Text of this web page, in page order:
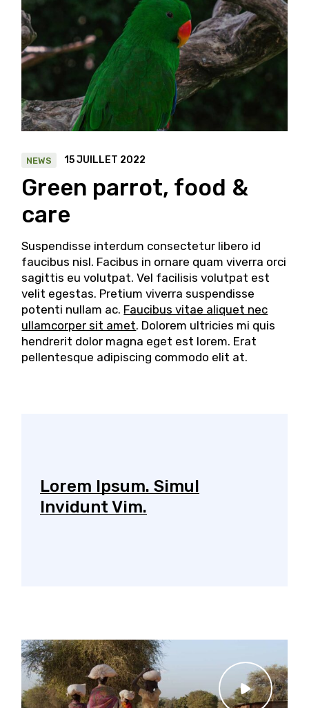
NEWS 15 JUILLET 2022
Green parrot, food &
care
Suspendisse interdum consectetur libero id
faucibus nisl. Facibus in ornare quam viverra orci
sagittis eu volutpat. Vel facilisis volutpat est
velit egestas. Pretium viverra suspendisse
potenti nullam ac. Faucibus vitae aliquet nec
ullamcorper sit amet. Dolorem ultricies mi quis
hendrerit dolor magna eget est lorem. Erat
pellentesque adipiscing commodo elit at.
Lorem Ipsum. Simul
Invidunt Vim.